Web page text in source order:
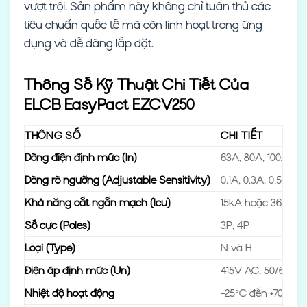
vượt trội. Sản phẩm này không chỉ tuân thủ các
tiêu chuẩn quốc tế mà còn linh hoạt trong ứng
dụng và dễ dàng lắp đặt.
Thông Số Kỹ Thuật Chi Tiết Của
ELCB EasyPact EZCV250
THÔNG SỐ
CHI TIẾT
Dòng điện định mức (In)
63A, 80A, 100A,
Dòng rò ngưỡng (Adjustable Sensitivity)
0.1A, 0.3A, 0.5A, 1A
Khả năng cắt ngắn mạch (Icu)
15kA hoặc 36kA
Số cực (Poles)
3P, 4P
Loại (Type)
N và H
Điện áp định mức (Un)
415V AC, 50/60Hz
Nhiệt độ hoạt động
-25°C đến +70°C